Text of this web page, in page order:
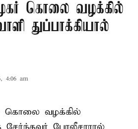
கொலை வழக்கில்
துப்பாக்கியால்
4:06 am
கொலை வழக்கில்